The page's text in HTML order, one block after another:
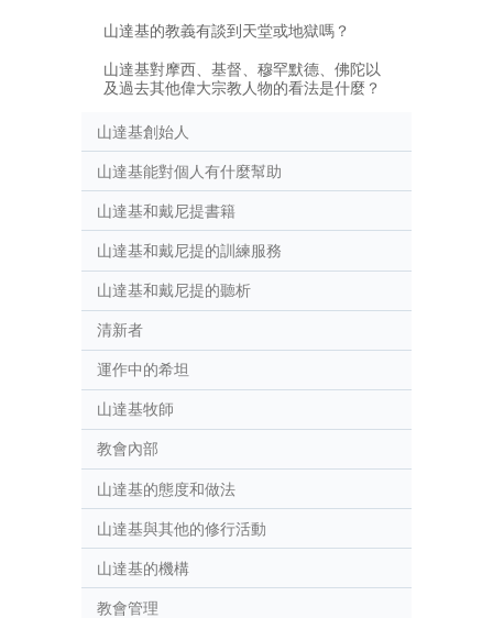
山達基的教義有談到天堂或地獄嗎？
山達基對摩西、基督、穆罕默德、佛陀以
及過去其他偉大宗教人物的看法是什麼？
山達基創始人
山達基能對個人有什麼幫助
山達基和戴尼提書籍
山達基和戴尼提的訓練服務
山達基和戴尼提的聽析
清新者
運作中的希坦
山達基牧師
教會內部
山達基的態度和做法
山達基與其他的修行活動
山達基的機構
教會管理